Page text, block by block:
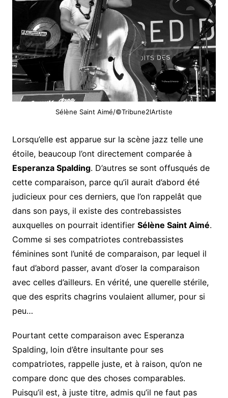
Sélène Saint Aimé/©Tribune2lArtiste
Lorsqu’elle est apparue sur la scène jazz telle une
étoile, beaucoup l’ont directement comparée à
Esperanza Spalding. D’autres se sont offusqués de
cette comparaison, parce qu’il aurait d’abord été
judicieux pour ces derniers, que l’on rappelât que
dans son pays, il existe des contrebassistes
auxquelles on pourrait identifier Sélène Saint Aimé.
Comme si ses compatriotes contrebassistes
féminines sont l’unité de comparaison, par lequel il
faut d’abord passer, avant d’oser la comparaison
avec celles d’ailleurs. En vérité, une querelle stérile,
que des esprits chagrins voulaient allumer, pour si
peu…
Pourtant cette comparaison avec Esperanza
Spalding, loin d’être insultante pour ses
compatriotes, rappelle juste, et à raison, qu’on ne
compare donc que des choses comparables.
Puisqu’il est, à juste titre, admis qu’il ne faut pas